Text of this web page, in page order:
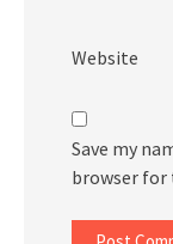
Website
Save my
browser